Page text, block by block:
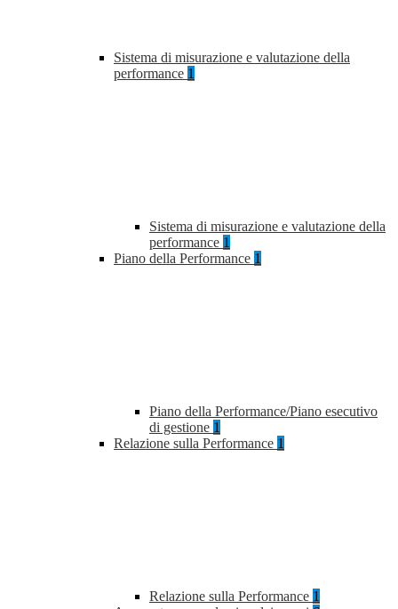
Sistema di misurazione e valutazione della
performance 1
Sistema di misurazione e valutazione della
performance 1
Piano della Performance 1
Piano della Performance/Piano esecutivo
di gestione 1
Relazione sulla Performance 1
Relazione sulla Performance 1